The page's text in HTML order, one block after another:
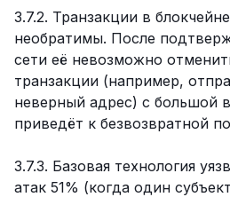
3.7.2. Транзакции в
необратимы. После
сети её невозможно
транзакции (например,
неверный адрес) с большой
приведёт к безвозвратной
3.7.3. Базовая технология
атак 51% (когда один